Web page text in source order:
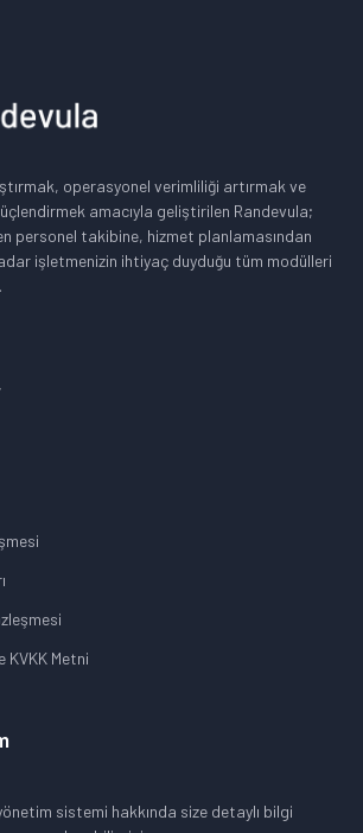
operasyonel verimliliği artırmak ve
amacıyla geliştirilen Randevula;
personel takibine, hizmet planlamasından
işletmenizin ihtiyaç duyduğu tüm modülleri
KVKK Metni
sistemi hakkında size detaylı bilgi